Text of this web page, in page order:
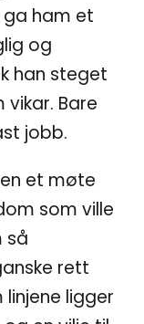
ga ham et
og
han steget
vikar. Bare
jobb.
et møte
som ville
så
rett
linjene ligger